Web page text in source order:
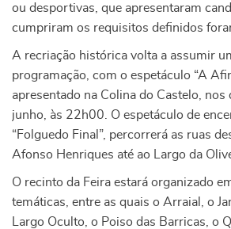
ou desportivas, que apresentaram
cumpriram os requisitos definidos
A recriação histórica volta a assumir
programação, com o espetáculo “A
apresentado na Colina do Castelo,
junho, às 22h00. O espetáculo de
“Folguedo Final”, percorrerá as ruas
Afonso Henriques até ao Largo da
O recinto da Feira estará organizado
temáticas, entre as quais o Arraial, o
Largo Oculto, o Poiso das Barricas, o